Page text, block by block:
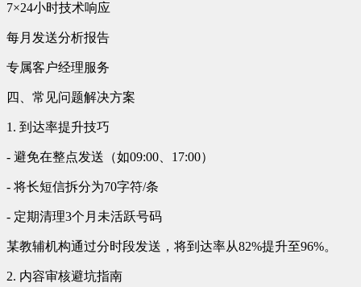
7×24小时技术响应
每月发送分析报告
专属客户经理服务
四、常见问题解决方案
1. 到达率提升技巧
- 避免在整点发送（如09:00、17:00）
- 将长短信拆分为70字符/条
- 定期清理3个月未活跃号码
某教辅机构通过分时段发送，将到达率从82%提升至96%。
2. 内容审核避坑指南